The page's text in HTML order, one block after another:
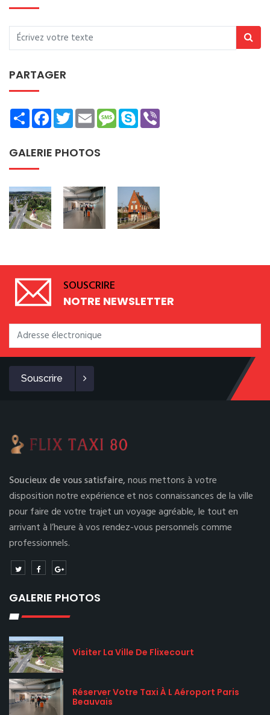
PARTAGER
ShareFacebookTwitterEmailMessage
Skype
GALERIE PHOTOS
SOUSCRIRE
NOTRE NEWSLETTER
Souscrire
Soucieux de vous satisfaire,nous mettons à votre
disposition notre expérience et nos connaissances de la ville
pour faire de votre trajet un voyage agréable, le tout en
arrivant à l’heure à vos rendez-vous personnels comme
professionnels.
GALERIE PHOTOS
Visiter La Ville De Flixecourt
Réserver Votre Taxi À L Aéroport Paris
Beauvais